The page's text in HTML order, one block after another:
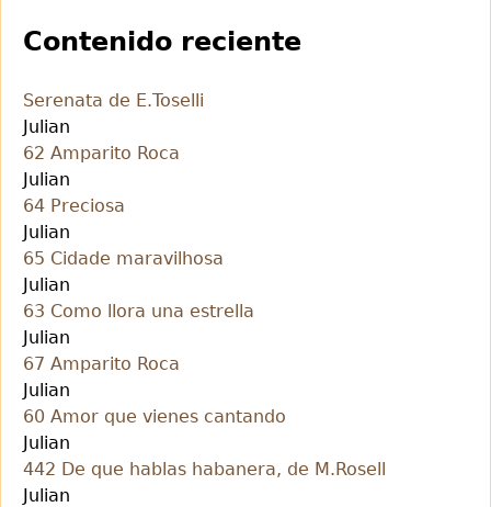
Contenido reciente
Serenata de E.Toselli
Julian
62 Amparito Roca
Julian
64 Preciosa
Julian
65 Cidade maravilhosa
Julian
63 Como llora una estrella
Julian
67 Amparito Roca
Julian
60 Amor que vienes cantando
Julian
442 De que hablas habanera, de M.Rosell
Julian